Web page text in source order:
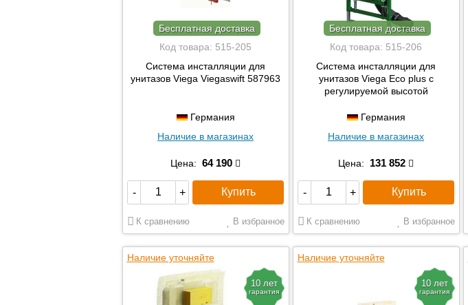
Бесплатная доставка
Код товара: 515-205
Система инсталляции для
унитазов Viega Viegaswift 587963
Германия
Наличие в магазинах
Цена: 64 190
- + Купить
К сравнению В избранное
Бесплатная доставка
Код товара: 515-206
Система инсталляции для
унитазов Viega Eco plus с
регулируемой высотой
Германия
Наличие в магазинах
Цена: 131 852
- + Купить
К сравнению В избранное
Наличие уточняйте
10 лет
гарантия
Наличие уточняйте
10 лет
гарантия